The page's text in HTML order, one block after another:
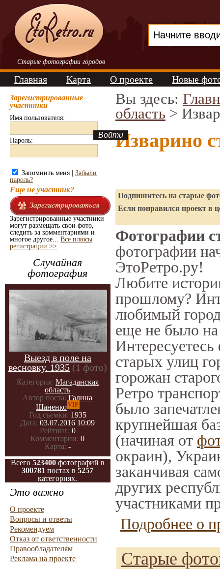
Старые фотографии городов
Главная Карта О проекте Новые
Зарегистрированные
участники
Имя пользователя:
Пароль:
Запомнить меня | Забыли
пароль?
Еще не участник?
Зарегистрированные участники
могут размещать свои фото,
следить за комментариями и
многое другое... Все плюсы
регистрации >>
Случайная
фотография
Выезд в поле на
весновку. 1935 (1 фото)
Категория: Магаданская
область
Автор поста: Галина
ШаненкоVIP
Год съемки: 1935
Дата: 03.07.2016 10:09
Рейтинг: 0
Комментарии: 0
Карта: -
Всего 523400 фотографий в
300781 постах в5257
категориях.
Это важно
О проекте
Вопросы и ответы
Рекомендуем
Отказ от ответственности
Правообладателям
Реклама на проекте
Вы здесь:
область >
Изварино
Подпишитесь на старые
Если понравился проект в
Фотографии
фотографии
ЭтоРетро.ру!
Любите
прошлому?
любимый
еще не было на
Интересуетесь
старых улиц
горожан
Ретро
было
крупнейшая
(начиная от
окраин),
заканчивая
других
участниками
Подробнее о
Старые